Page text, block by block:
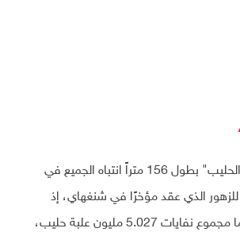
لفت "مقعد صندوق الحليب" بطول 156 متراً انتباه الجميع في
الذي عقد مؤخرًا في شنغهاي، إذ
صُنع من إعادة تدوير ما مجموع نفايات 5.027 مليون علبة حليب،